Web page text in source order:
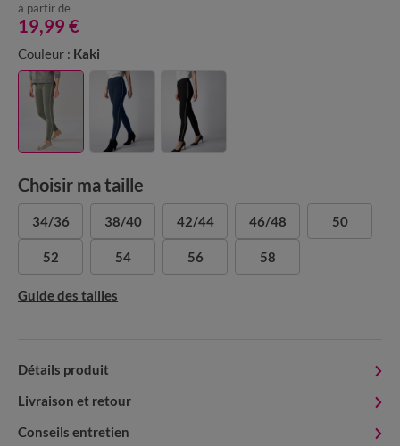
à partir de
19,99 €
Couleur : Kaki
Choisir ma taille
34/36 38/40 42/44 46/48 50
52 54 56 58
Guide des tailles
Détails produit
Livraison et retour
Conseils entretien